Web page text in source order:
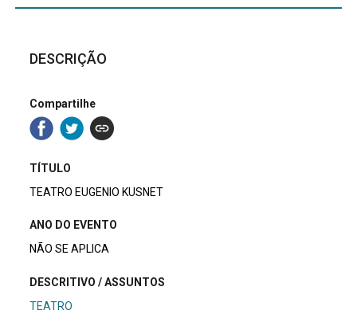
DESCRIÇÃO
Compartilhe
TÍTULO
TEATRO EUGENIO KUSNET
ANO DO EVENTO
NÃO SE APLICA
DESCRITIVO / ASSUNTOS
TEATRO